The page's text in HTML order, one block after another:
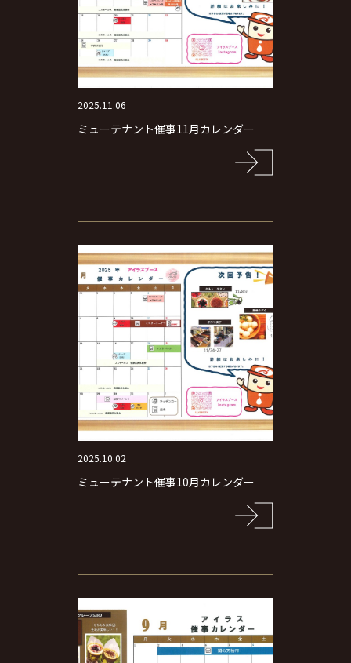
2025.11.06
ミューテナント催事11月カレンダー
2025.10.02
ミューテナント催事10月カレンダー